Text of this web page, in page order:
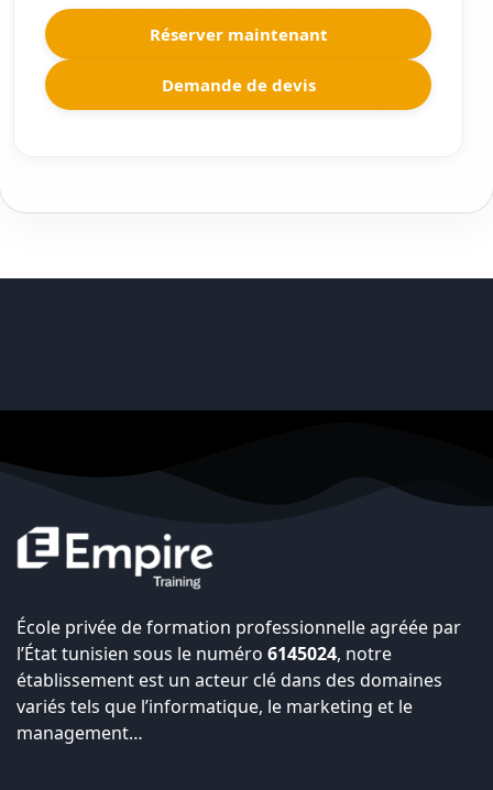
Réserver maintenant
Demande de devis
École privée de formation professionnelle agréée par
l’État tunisien sous le numéro 6145024, notre
établissement est un acteur clé dans des domaines
variés tels que l’informatique, le marketing et le
management…